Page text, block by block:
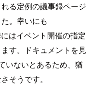
る定例の議事録ページ
。幸いにも
はイベント開催の指定
す。ドキュメントを見
いないとあるため、猶
そうです。